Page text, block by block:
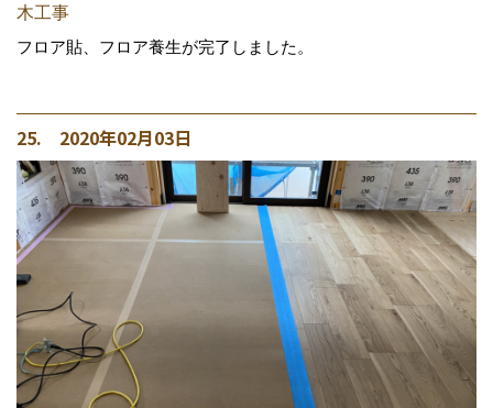
木工事
フロア貼、フロア養生が完了しました。
25. 2020年02月03日